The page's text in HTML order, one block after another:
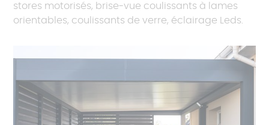
stores motorisés, brise-vue coulissants à lames
orientables, coulissants de verre, éclairage Leds.